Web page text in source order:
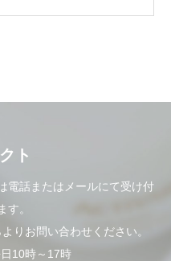
ト
電話またはメールにて受け付
す。
りお問い合わせください。
10時～17時